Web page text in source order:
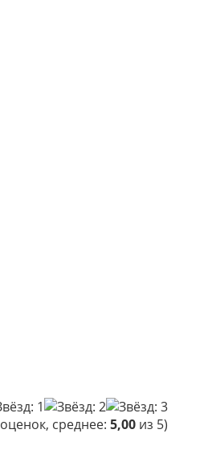
оценок, среднее: 5,00 из 5)